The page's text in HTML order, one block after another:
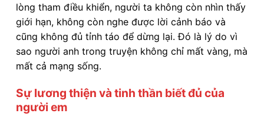
lòng tham điều khiển, người ta không còn nhìn thấy
giới hạn, không còn nghe được lời cảnh báo và
cũng không đủ tỉnh táo để dừng lại. Đó là lý do vì
sao người anh trong truyện không chỉ mất vàng, mà
mất cả mạng sống.
Sự lương thiện và tinh thần biết đủ của
người em